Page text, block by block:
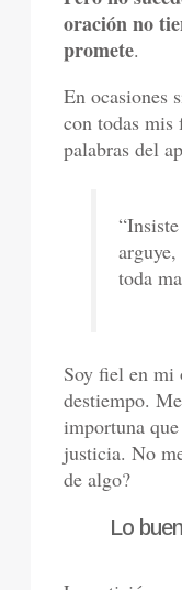
oración no
promete.
En ocasiones
con todas mis
palabras del
toda
Soy fiel en mi
destiempo.
importuna
justicia. No
de algo?
Lo